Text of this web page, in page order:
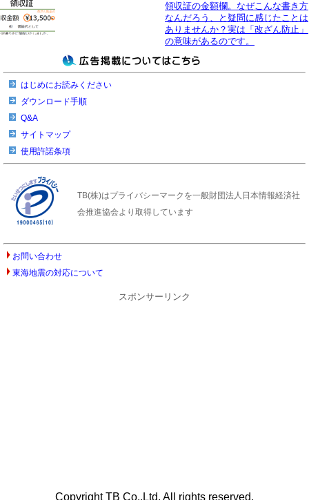
領収証の金額欄。なぜこんな書き方
なんだろう、と疑問に感じたことは
ありませんか？実は「改ざん防止」
の意味があるのです。
はじめにお読みください
ダウンロード手順
Q&A
サイトマップ
使用許諾条項
TB(株)はプライバシーマークを一般財団法人日本情報経済社
会推進協会より取得しています
お問い合わせ
東海地震の対応について
スポンサーリンク
Copyright TB Co.,Ltd. All rights reserved.